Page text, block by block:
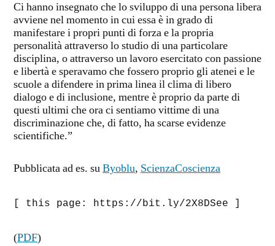
Ci hanno insegnato che lo sviluppo di una persona libera
avviene nel momento in cui essa è in grado di
manifestare i propri punti di forza e la propria
personalità attraverso lo studio di una particolare
disciplina, o attraverso un lavoro esercitato con passione
e libertà e speravamo che fossero proprio gli atenei e le
scuole a difendere in prima linea il clima di libero
dialogo e di inclusione, mentre è proprio da parte di
questi ultimi che ora ci sentiamo vittime di una
discriminazione che, di fatto, ha scarse evidenze
scientifiche.”
Pubblicata ad es. suByoblu, ScienzaCoscienza
[ this page: https://bit.ly/2X8DSee ]
(PDF)